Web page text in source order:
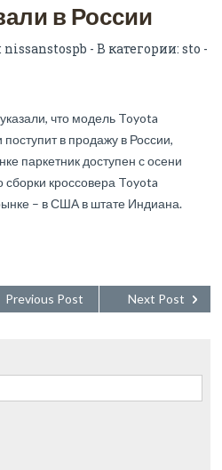
в России
nissanstospb - В категории:sto -
что модель Toyota
в продажу в России,
паркетник доступен с осени
кроссовера Toyota
– в США в штате Индиана.
Next Post
Previous Post